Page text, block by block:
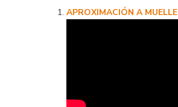
APROXIMACIÓN A MUELLE